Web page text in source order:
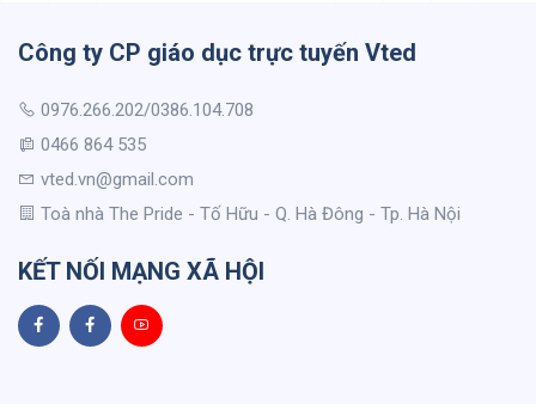
Công ty CP giáo dục trực tuyến Vted
0976.266.202/0386.104.708
0466 864 535
vted.vn@gmail.com
Toà nhà The Pride - Tố Hữu - Q. Hà Đông - Tp. Hà Nội
KẾT NỐI MẠNG XÃ HỘI